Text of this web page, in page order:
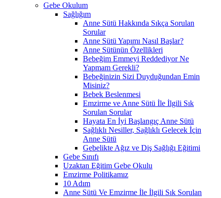
Gebe Okulum
Sağlığım
Anne Sütü Hakkında Sıkça Sorulan
Sorular
Anne Sütü Yapımı Nasıl Başlar?
Anne Sütünün Özellikleri
Bebeğim Emmeyi Reddediyor Ne
Yapmam Gerekli?
Bebeğinizin Sizi Duyduğundan Emin
Misiniz?
Bebek Beslenmesi
Emzirme ve Anne Sütü İle İlgili Sık
Sorulan Sorular
Hayata En İyi Başlangıç Anne Sütü
Sağlıklı Nesiller, Sağlıklı Gelecek İçin
Anne Sütü
Gebelikte Ağız ve Diş Sağlığı Eğitimi
Gebe Sınıfı
Uzaktan Eğitim Gebe Okulu
Emzirme Politikamız
10 Adım
Anne Sütü Ve Emzirme İle İlgili Sık Sorulan